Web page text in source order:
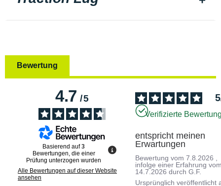
Bewertung
4.7/5
Basierend auf3
Bewertungen, die einer
Prüfung unterzogen wurden
Alle Bewertungen auf dieser Website
ansehen
5
Verifizierte
entspricht meinen
Erwartungen
Bewertung vom7.8.2026
infolge einer Erfahrung
14.7.2026 durchG.F.
Ursprünglich veröffentlicht